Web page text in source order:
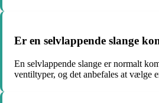
Er en selvlappende slange
En selvlappende slange er normalt
ventiltyper, og det anbefales at vælge